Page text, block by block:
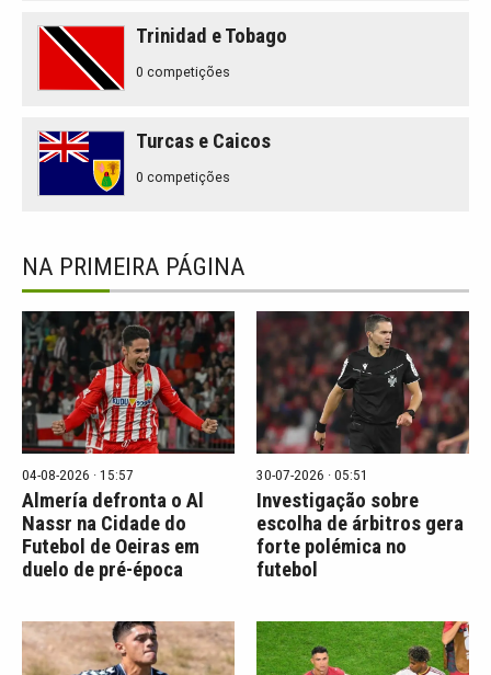
Trinidad e Tobago
0 competições
Turcas e Caicos
0 competições
NA PRIMEIRA PÁGINA
04-08-2026 · 15:57
Almería defronta o Al
Nassr na Cidade do
Futebol de Oeiras em
duelo de pré-época
30-07-2026 · 05:51
Investigação sobre
escolha de árbitros gera
forte polémica no
futebol